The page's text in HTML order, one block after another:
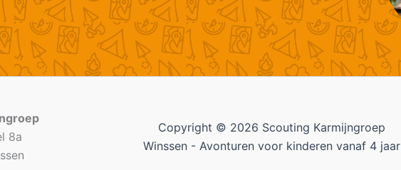
8a
Copyright © 2026 Scouting Karmijngroep
Winssen - Avonturen voor kinderen vanaf 4 jaar